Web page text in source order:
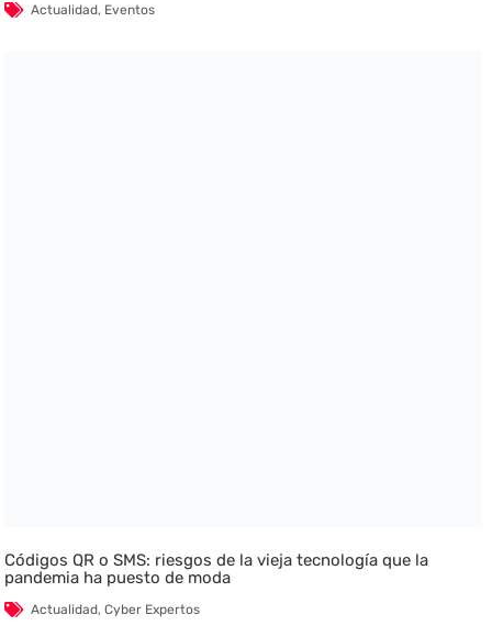
Actualidad, Eventos
Códigos QR o SMS: riesgos de la vieja tecnología que la
pandemia ha puesto de moda
Actualidad,Cyber Expertos